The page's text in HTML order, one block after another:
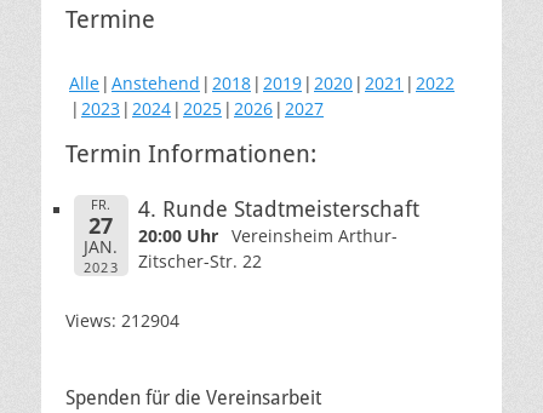
Termine
Alle Anstehend 2018 2019 2020 2021
2022
2023 2024 2025 2026 2027
Termin Informationen:
FR.
27
JAN.
2023
4. Runde Stadtmeisterschaft
20:00 Uhr Vereinsheim Arthur-
Zitscher-Str. 22
Views: 212904
Spenden für die Vereinsarbeit